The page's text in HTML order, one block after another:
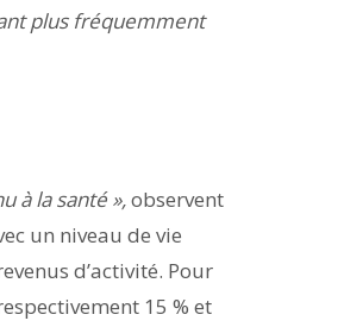
plus fréquemment
à la santé »,observent
un niveau de vie
d’activité. Pour
15 % et